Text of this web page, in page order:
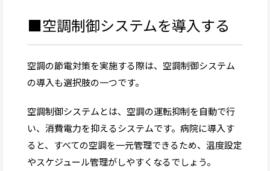
■空調制御システムを導入する
空調の節電対策を実施する際は、空調制御システム
の導入も選択肢の一つです。
空調制御システムとは、空調の運転抑制を自動で行
い、消費電力を抑えるシステムです。病院に導入す
ると、すべての空調を一元管理できるため、温度設定
やスケジュール管理がしやすくなるでしょう。